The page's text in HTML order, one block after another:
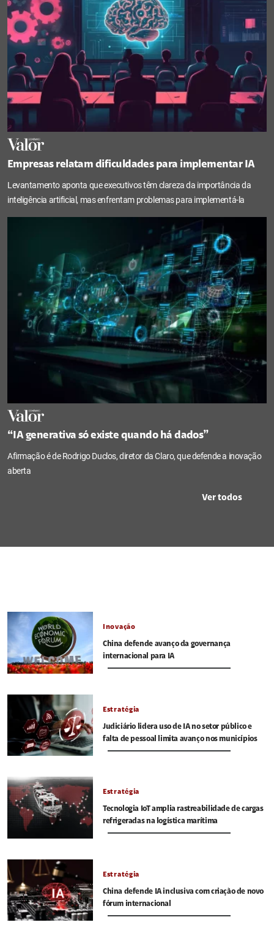
Empresas relatam dificuldades para implementar IA
Levantamento aponta que executivos têm clareza da importância da
inteligência artificial, mas enfrentam problemas para implementá-la
“IA generativa só existe quando há dados”
Afirmação é de Rodrigo Duclos, diretor da Claro, que defende a inovação
aberta
Ver todos
Inovação
China defende avanço da governança
internacional para IA
Estratégia
Judiciário lidera uso de IA no setor público e
falta de pessoal limita avanço nos municípios
Estratégia
Tecnologia IoT amplia rastreabilidade de cargas
refrigeradas na logística marítima
Estratégia
China defende IA inclusiva com criação de novo
fórum internacional